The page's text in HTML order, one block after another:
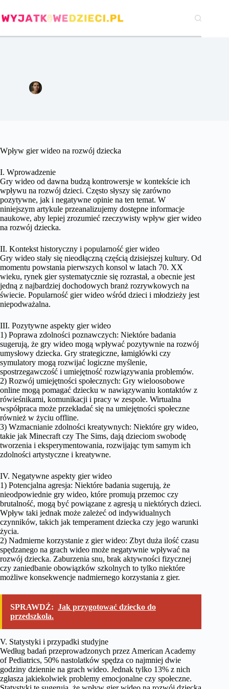
do
treści
Wpływ gier wideo na rozwój dziecka
I. Wprowadzenie
Gry wideo od dawna budzą kontrowersje w kontekście ich
wpływu na rozwój dzieci. Często słyszy się zarówno
pozytywne, jak i negatywne opinie na ten temat. W
niniejszym artykule przeanalizujemy dostępne informacje
naukowe, aby lepiej zrozumieć rzeczywisty wpływ gier wideo
na rozwój dziecka.
II. Kontekst historyczny i popularność gier wideo
Gry wideo stały się nieodłączną częścią dzisiejszej kultury. Od
momentu powstania pierwszych konsol w latach 70. XX
wieku, rynek gier systematycznie się rozrastał, a obecnie jest
jedną z najbardziej dochodowych branż rozrywkowych na
świecie. Popularność gier wideo wśród dzieci i młodzieży jest
niepodważalna.
III. Pozytywne aspekty gier wideo
1) Poprawa zdolności poznawczych: Niektóre badania
sugerują, że gry wideo mogą wpływać pozytywnie na rozwój
umysłowy dziecka. Gry strategiczne, łamigłówki czy
symulatory mogą rozwijać logiczne myślenie,
spostrzegawczość i umiejętność rozwiązywania problemów.
2) Rozwój umiejętności społecznych: Gry wieloosobowe
online mogą pomagać dziecku w nawiązywaniu kontaktów z
rówieśnikami, komunikacji i pracy w zespole. Wirtualna
współpraca może przekładać się na umiejętności społeczne
również w życiu offline.
3) Wzmacnianie zdolności kreatywnych: Niektóre gry wideo,
takie jak Minecraft czy The Sims, dają dzieciom swobodę
tworzenia i eksperymentowania, rozwijając tym samym ich
zdolności artystyczne i kreatywne.
IV. Negatywne aspekty gier wideo
1) Potencjalna agresja: Niektóre badania sugerują, że
nieodpowiednie gry wideo, które promują przemoc czy
brutalność, mogą być powiązane z agresją u niektórych dzieci.
Wpływ taki jednak może zależeć od indywidualnych
czynników, takich jak temperament dziecka czy jego warunki
życia.
2) Nadmierne korzystanie z gier wideo: Zbyt duża ilość czasu
spędzanego na grach wideo może negatywnie wpływać na
rozwój dziecka. Zaburzenia snu, brak aktywności fizycznej
czy zaniedbanie obowiązków szkolnych to tylko niektóre
możliwe konsekwencje nadmiernego korzystania z gier.
SPRAWDŹ: Jak przygotować dziecko do
przedszkola.
V. Statystyki i przypadki studyjne
Według badań przeprowadzonych przez American Academy
of Pediatrics, 50% nastolatków spędza co najmniej dwie
godziny dziennie na grach wideo. Jednak tylko 13% z nich
zgłasza jakiekolwiek problemy emocjonalne czy społeczne.